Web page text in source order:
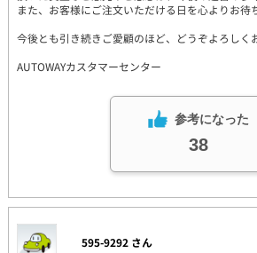
また、お客様にご注文いただける日を心よりお待
今後とも引き続きご愛顧のほど、どうぞよろしく
AUTOWAYカスタマーセンター
参考になった
38
595-9292 さん